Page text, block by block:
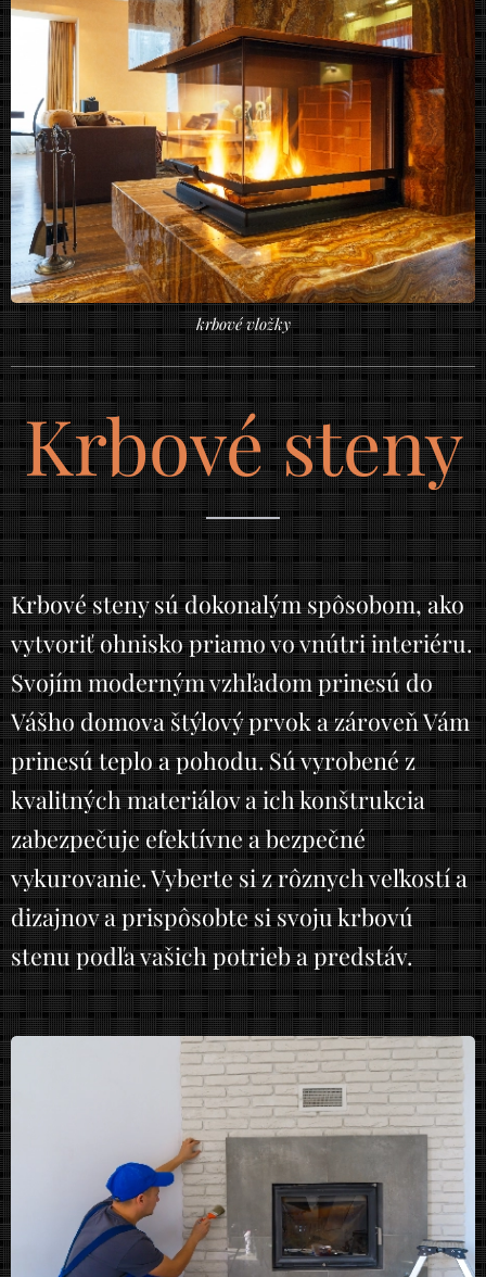
krbové vložky
Krbové steny
Krbové steny sú dokonalým spôsobom, ako
vytvoriť ohnisko priamo vo vnútri interiéru.
Svojím moderným vzhľadom prinesú do
Vášho domova štýlový prvok a zároveň Vám
prinesú teplo a pohodu. Sú vyrobené z
kvalitných materiálov a ich konštrukcia
zabezpečuje efektívne a bezpečné
vykurovanie. Vyberte si z rôznych veľkostí a
dizajnov a prispôsobte si svoju krbovú
stenu podľa vašich potrieb a predstáv.